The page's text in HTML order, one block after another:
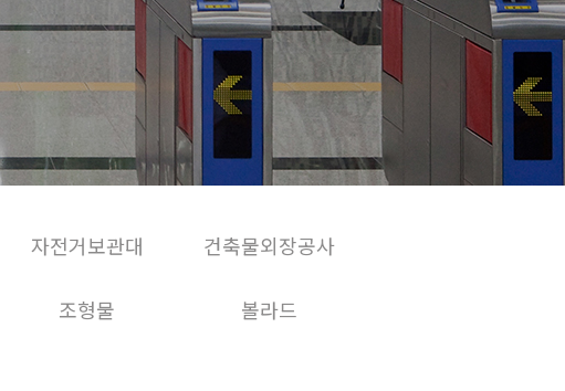
자전거보관대 건축물외장공사
조형물 볼라드